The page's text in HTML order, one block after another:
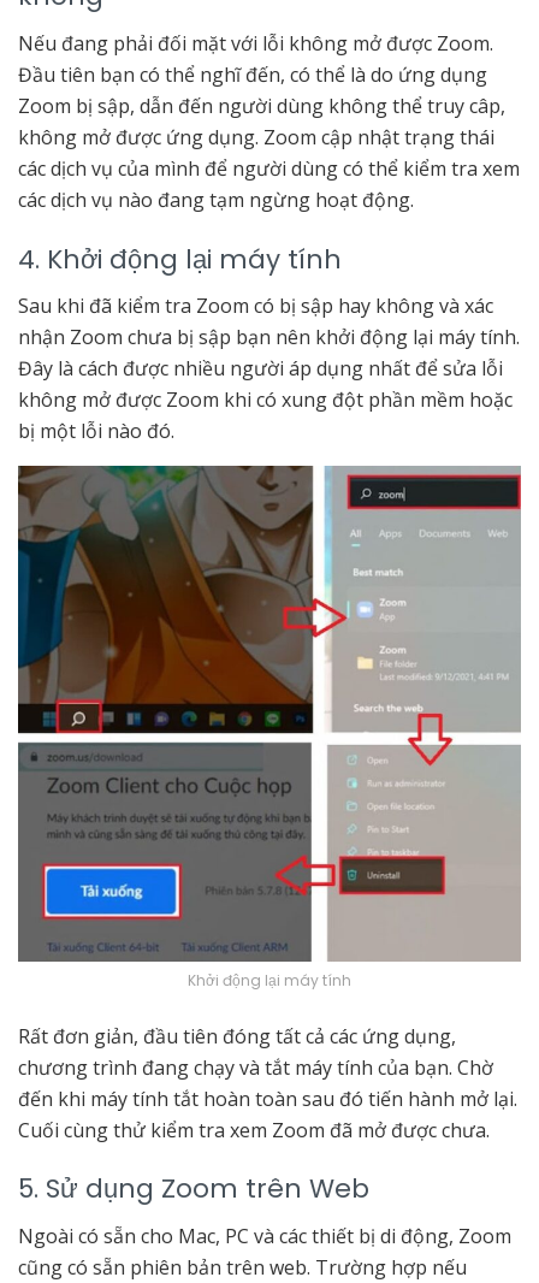
Nếu đang phải đối mặt với lỗi không mở được Zoom.
Đầu tiên bạn có thể nghĩ đến, có thể là do ứng dụng
Zoom bị sập, dẫn đến người dùng không thể truy câp,
không mở được ứng dụng. Zoom cập nhật trạng thái
các dịch vụ của mình để người dùng có thể kiểm tra xem
các dịch vụ nào đang tạm ngừng hoạt động.
4. Khởi động lại máy tính
Sau khi đã kiểm tra Zoom có bị sập hay không và xác
nhận Zoom chưa bị sập bạn nên khởi động lại máy tính.
Đây là cách được nhiều người áp dụng nhất để sửa lỗi
không mở được Zoom khi có xung đột phần mềm hoặc
bị một lỗi nào đó.
Khởi động lại máy tính
Rất đơn giản, đầu tiên đóng tất cả các ứng dụng,
chương trình đang chạy và tắt máy tính của bạn. Chờ
đến khi máy tính tắt hoàn toàn sau đó tiến hành mở lại.
Cuối cùng thử kiểm tra xem Zoom đã mở được chưa.
5. Sử dụng Zoom trên Web
Ngoài có sẵn cho Mac, PC và các thiết bị di động, Zoom
cũng có sẵn phiên bản trên web. Trường hợp nếu